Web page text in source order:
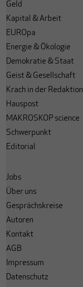
Geld
Kapital & Arbeit
EUROpa
Energie & Ökologie
Demokratie & Staat
Geist & Gesellschaft
Krach in der Redaktion
Hauspost
MAKROSKOP science
Schwerpunkt
Editorial
Jobs
Über uns
Gesprächskreise
Autoren
Kontakt
AGB
Impressum
Datenschutz